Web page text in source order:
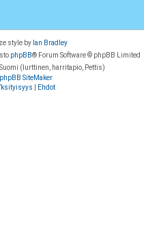
style by Ian Bradley
phpBB® Forum Software © phpBB Limited
(lurttinen, harritapio, Pettis)
phpBB SiteMaker
Ehdot